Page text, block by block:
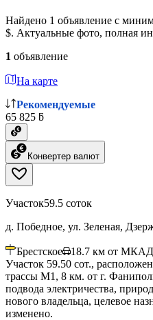
Найдено 1 объявление с
$. Актуальные фото, полная
1 объявление
На карте
Рекомендуемые
65 825 ƃ
Конвертер валют
Участок59.5 соток
д. Победное, ул. Зеленая,
Брестское 18.7 км от МКАД
Участок 59.50 сот.,
трассы М1, 8 км. от г.
подвода электричества,
нового владельца, целевое
изменено.